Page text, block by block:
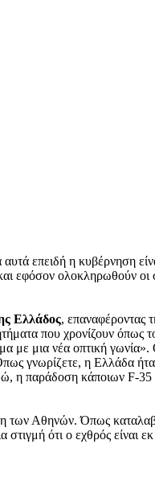
επειδή η κυβέρνηση
εφόσον ολοκληρωθούν
Ελλάδος, επαναφέροντας
που χρονίζουν όπως
με μια νέα οπτική γωνία».
γνωρίζετε, η Ελλάδα
η παράδοση κάποιων F-35
των Αθηνών. Όπως
στιγμή ότι ο εχθρός είναι